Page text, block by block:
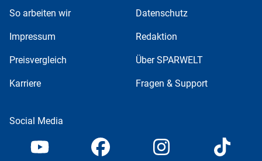
So arbeiten wir Datenschutz
Impressum Redaktion
Preisvergleich Über SPARWELT
Karriere Fragen & Support
Social Media